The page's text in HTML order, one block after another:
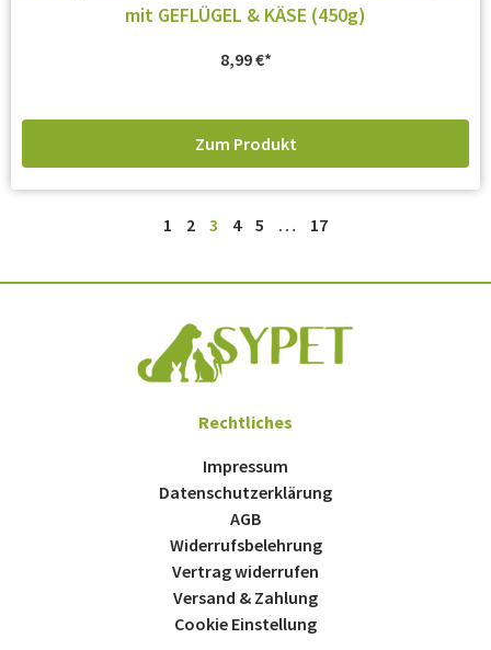
mit GEFLÜGEL & KÄSE (450g)
8,99€
Zum Produkt
1 2 3 4 5 … 17
Rechtliches
Impressum
Datenschutzerklärung
AGB
Widerrufsbelehrung
Vertrag widerrufen
Versand & Zahlung
Cookie Einstellung